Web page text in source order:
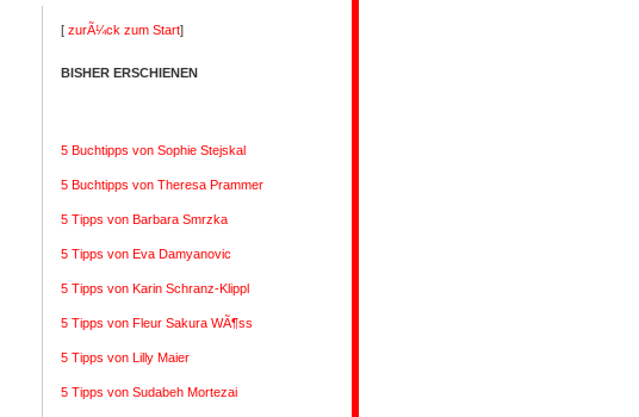
[ zurÃ¼ck zum Start]
BISHER ERSCHIENEN
5 Buchtipps von Sophie Stejskal
5 Buchtipps von Theresa Prammer
5 Tipps von Barbara Smrzka
5 Tipps von Eva Damyanovic
5 Tipps von Karin Schranz-Klippl
5 Tipps von Fleur Sakura WÃ¶ss
5 Tipps von Lilly Maier
5 Tipps von Sudabeh Mortezai